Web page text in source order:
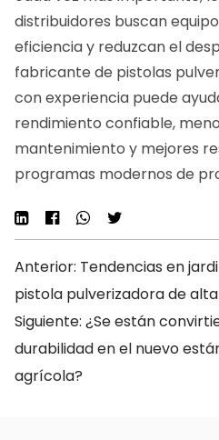
distribuidores buscan
eficiencia y reduzcan el
fabricante de pistolas
con experiencia puede
rendimiento confiable,
mantenimiento y mejores
programas modernos de
Anterior: Tendencias en
pistola pulverizadora de
Siguiente: ¿Se están
durabilidad en el nuevo
agrícola?